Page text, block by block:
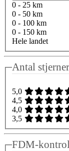
0 - 25 km
0 - 50 km
0 - 100 km
0 - 150 km
Hele landet
Antal stjerner
5,0
4,5
4,0
3,5
FDM-